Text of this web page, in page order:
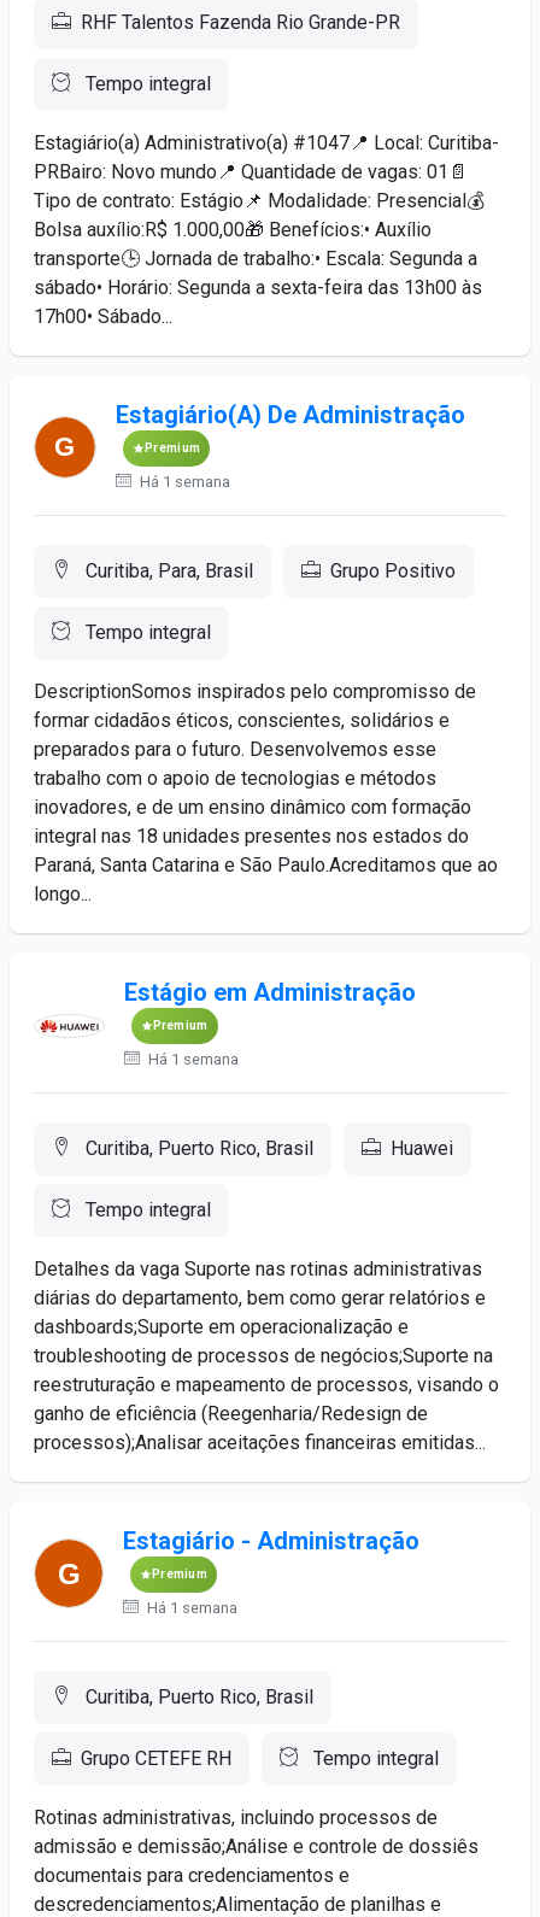
RHF Talentos Fazenda Rio Grande-PR
Tempo integral
Estagiário(a) Administrativo(a) #1047📍 Local: Curitiba-
PRBairo: Novo mundo📍 Quantidade de vagas: 01📄
Tipo de contrato: Estágio📌 Modalidade: Presencial💰
Bolsa auxílio:R$ 1.000,00🎁 Benefícios:• Auxílio
transporte🕒 Jornada de trabalho:• Escala: Segunda a
sábado• Horário: Segunda a sexta-feira das 13h00 às
17h00• Sábado...
Estagiário(A) De Administração
Premium
Há 1 semana
Curitiba, Para, Brasil Grupo Positivo
Tempo integral
DescriptionSomos inspirados pelo compromisso de
formar cidadãos éticos, conscientes, solidários e
preparados para o futuro. Desenvolvemos esse
trabalho com o apoio de tecnologias e métodos
inovadores, e de um ensino dinâmico com formação
integral nas 18 unidades presentes nos estados do
Paraná, Santa Catarina e São Paulo.Acreditamos que ao
longo...
Estágio em Administração
Premium
Há 1 semana
Curitiba, Puerto Rico, Brasil Huawei
Tempo integral
Detalhes da vaga Suporte nas rotinas administrativas
diárias do departamento, bem como gerar relatórios e
dashboards;Suporte em operacionalização e
troubleshooting de processos de negócios;Suporte na
reestruturação e mapeamento de processos, visando o
ganho de eficiência (Reegenharia/Redesign de
processos);Analisar aceitações financeiras emitidas...
Estagiário - Administração
Premium
Há 1 semana
Curitiba, Puerto Rico, Brasil
Grupo CETEFE RH Tempo integral
Rotinas administrativas, incluindo processos de
admissão e demissão;Análise e controle de dossiês
documentais para credenciamentos e
descredenciamentos;Alimentação de planilhas e